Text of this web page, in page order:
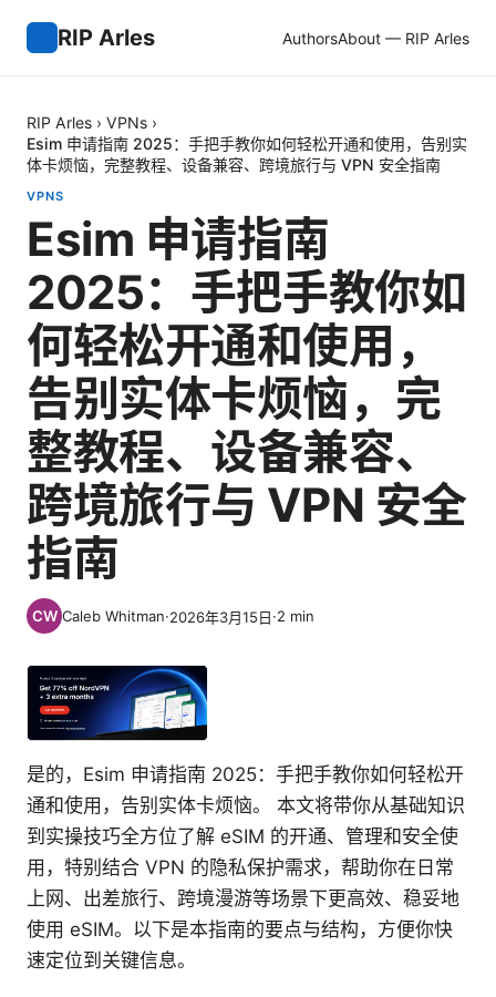
RIP Arles AuthorsAbout — RIP Arles
RIP Arles › VPNs ›
Esim 申请指南 2025：手把手教你如何轻松开通和使用，告别实
体卡烦恼，完整教程、设备兼容、跨境旅行与 VPN 安全指南
VPNS
Esim 申请指南
2025：手把手教你如
何轻松开通和使用，
告别实体卡烦恼，完
整教程、设备兼容、
跨境旅行与 VPN 安全
指南
Caleb Whitman·2026年3月15日·2 min
是的，Esim 申请指南 2025：手把手教你如何轻松开
通和使用，告别实体卡烦恼。 本文将带你从基础知识
到实操技巧全方位了解 eSIM 的开通、管理和安全使
用，特别结合 VPN 的隐私保护需求，帮助你在日常
上网、出差旅行、跨境漫游等场景下更高效、稳妥地
使用 eSIM。以下是本指南的要点与结构，方便你快
速定位到关键信息。